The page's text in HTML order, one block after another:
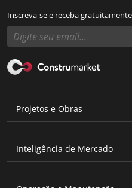
Inscreva-se e receba gratuitamente
Projetos e Obras
Inteligência de Mercado